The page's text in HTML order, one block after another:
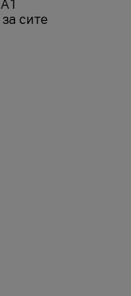
сите